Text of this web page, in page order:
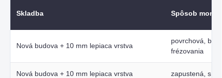
Skladba Spôsob
Nová budova + 10 mm lepiaca vrstva
povrchová, bez
frézovania
Nová budova + 10 mm lepiaca vrstva zapustená, s